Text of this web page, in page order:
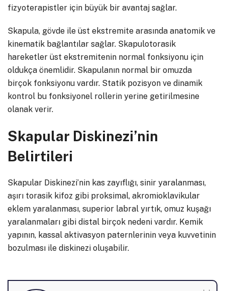
fizyoterapistler için büyük bir avantaj sağlar.
Skapula, gövde ile üst ekstremite arasında anatomik ve
kinematik bağlantılar sağlar. Skapulotorasik
hareketler üst ekstremitenin normal fonksiyonu için
oldukça önemlidir. Skapulanın normal bir omuzda
birçok fonksiyonu vardır. Statik pozisyon ve dinamik
kontrol bu fonksiyonel rollerin yerine getirilmesine
olanak verir.
Skapular Diskinezi’nin
Belirtileri
Skapular Diskinezi’nin kas zayıflığı, sinir yaralanması,
aşırı torasik kifoz gibi proksimal, akromioklavikular
eklem yaralanması, superior labral yırtık, omuz kuşağı
yaralanmaları gibi distal birçok nedeni vardır. Kemik
yapının, kassal aktivasyon paternlerinin veya kuvvetinin
bozulması ile diskinezi oluşabilir.